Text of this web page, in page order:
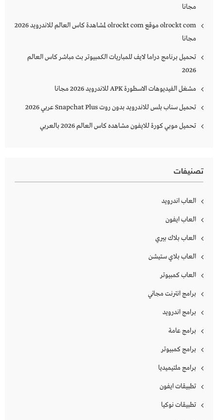
مجانا
olrockt com موقع olrockt com لمشاهدة كاس العالم للاندرويد 2026
مجانا
تحميل برنامج دراما لايف للمباريات الكمبيوتر بث مباشر كاس العالم
2026
مشغل الفيديوهات الاسطورة APK للاندرويد 2026 مجانا
تحميل سناب بلس للاندرويد بدون روت Snapchat Plus‏ عربي 2026
تحميل موبي كورة للايفون مشاهده كاس العالم 2026 بالعربي
تصنيفات
العاب اندرويد
العاب ايفون
العاب بلاك بيري
العاب بلاي ستيشن
العاب كمبيوتر
برامج انترنت مجاني
برامج اندرويد
برامج عامة
برامج كمبيوتر
برامج ملتيميديا
تطبيقات ايفون
تطبيقات نوكيا